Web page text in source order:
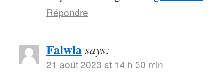
Répondre
Falwlasays:
21 août 2023 at 14 h 30 min